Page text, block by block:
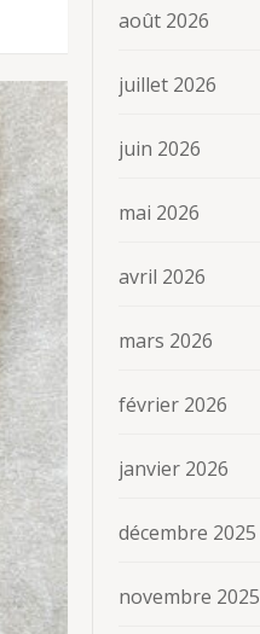
août 2026
juillet 2026
juin 2026
mai 2026
avril 2026
mars 2026
février 2026
janvier 2026
décembre 2025
novembre 2025